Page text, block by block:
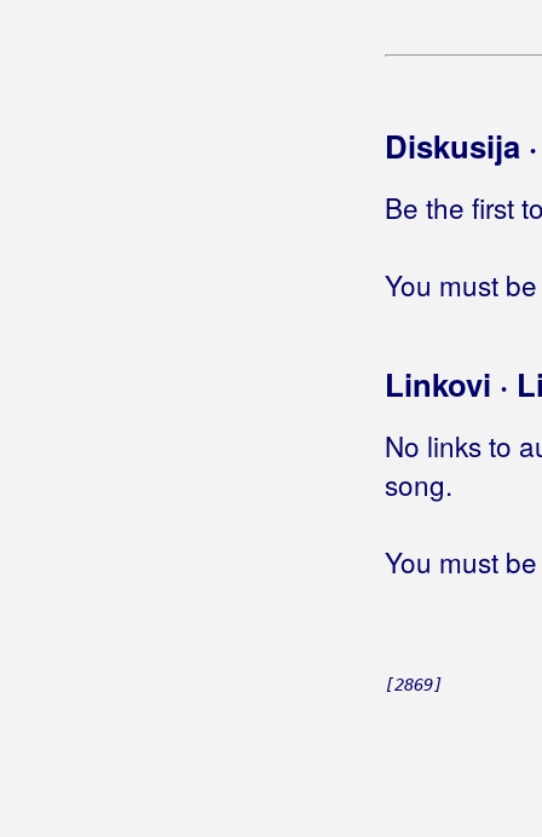
Diskusija
Be the first
You must
Linkovi ·
No links to
song.
You must
[2869]